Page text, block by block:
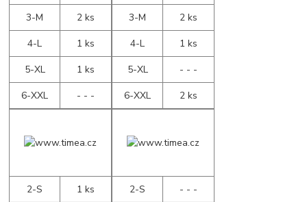
3-M
2 ks
4-L
1 ks
5-XL
1 ks
6-XXL
- - -
3-M
2 ks
4-L
1 ks
5-XL
- - -
6-XXL
2 ks
2-S
1 ks
2-S
- - -